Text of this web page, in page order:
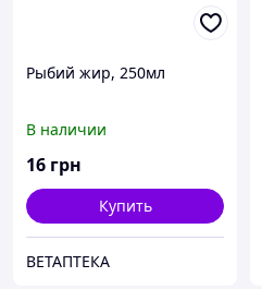
Рыбий жир, 250мл
В наличии
16 грн
Купить
ВЕТАПТЕКА